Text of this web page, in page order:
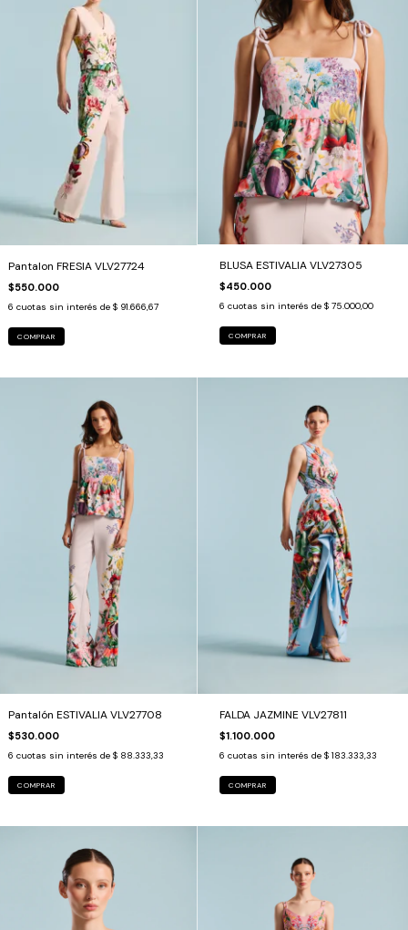
Pantalon FRESIA VLV27724
$550.000
6 cuotas sin interés de $ 91.666,67
COMPRAR
BLUSA ESTIVALIA VLV27305
$450.000
6 cuotas sin interés de $ 75.000,00
COMPRAR
Pantalón ESTIVALIA VLV27708
$530.000
6 cuotas sin interés de $ 88.333,33
COMPRAR
FALDA JAZMINE VLV27811
$1.100.000
6 cuotas sin interés de $ 183.333,33
COMPRAR